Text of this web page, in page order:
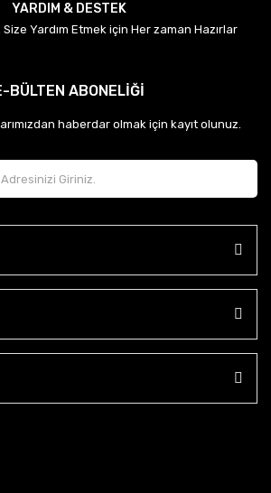
YARDIM & DESTEK
Yardım Etmek için Her zaman Hazırlar
BÜLTEN ABONELİĞİ
haberdar olmak için kayıt olunuz.